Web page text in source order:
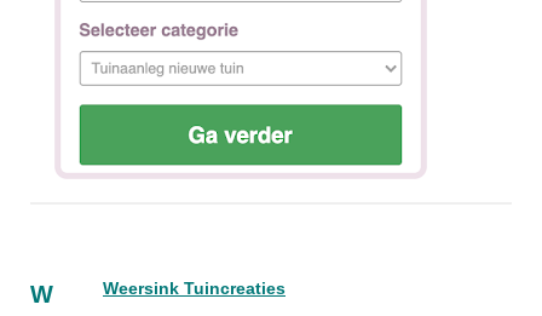
W Weersink Tuincreaties